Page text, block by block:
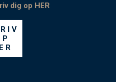
dig op HER